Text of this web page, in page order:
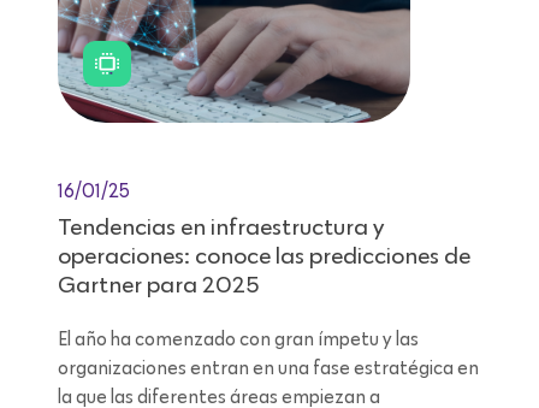
16/01/25
Tendencias en infraestructura y
operaciones: conoce las predicciones de
Gartner para 2025
El año ha comenzado con gran ímpetu y las
organizaciones entran en una fase estratégica en
la que las diferentes áreas empiezan a